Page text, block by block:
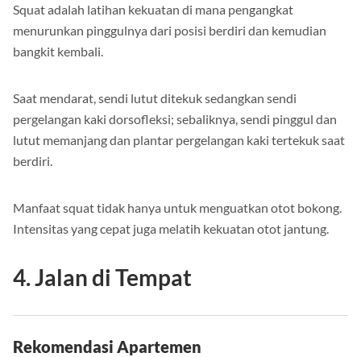
Squat adalah latihan kekuatan di mana pengangkat
menurunkan pinggulnya dari posisi berdiri dan kemudian
bangkit kembali.
Saat mendarat, sendi lutut ditekuk sedangkan sendi
pergelangan kaki dorsofleksi; sebaliknya, sendi pinggul dan
lutut memanjang dan plantar pergelangan kaki tertekuk saat
berdiri.
Manfaat squat tidak hanya untuk menguatkan otot bokong.
Intensitas yang cepat juga melatih kekuatan otot jantung.
4. Jalan di Tempat
Rekomendasi Apartemen